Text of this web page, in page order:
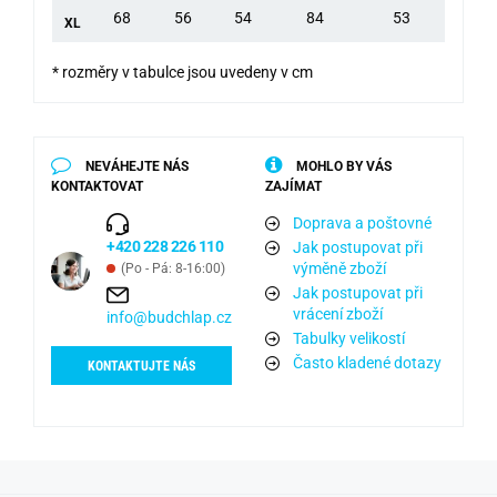
XL 68 56 54 84 53
* rozměry v tabulce jsou uvedeny v cm
NEVÁHEJTE NÁS
KONTAKTOVAT
+420 228 226 110
(Po - Pá: 8-16:00)
info@budchlap.cz
KONTAKTUJTE NÁS
MOHLO BY VÁS
ZAJÍMAT
Doprava a poštovné
Jak postupovat při
výměně zboží
Jak postupovat při
vrácení zboží
Tabulky velikostí
Často kladené dotazy